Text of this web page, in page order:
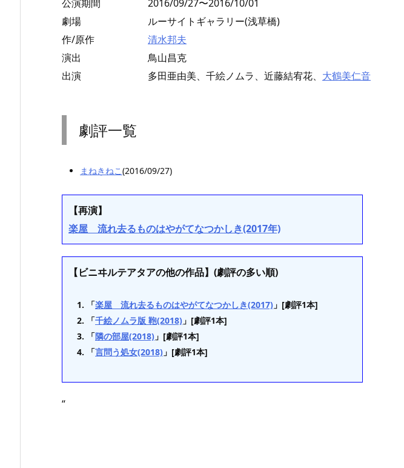
公演期間
2016/09/27〜2016/10/01
劇場
ルーサイトギャラリー(浅草橋)
作/原作
清水邦夫
演出
鳥山昌克
出演
多田亜由美、千絵ノムラ、近藤結宥花、 大鶴美仁音
劇評一覧
まねきねこ(2016/09/27)
【再演】
楽屋 流れ去るものはやがてなつかしき(2017年)
【ビニヰルテアタアの他の作品】(劇評の多い順)
「楽屋 流れ去るものはやがてなつかしき(2017) 」[劇評1本]
「千絵ノムラ版 鞄(2018) 」[劇評1本]
「隣の部屋(2018) 」[劇評1本]
「言問う処女(2018) 」[劇評1本]
“